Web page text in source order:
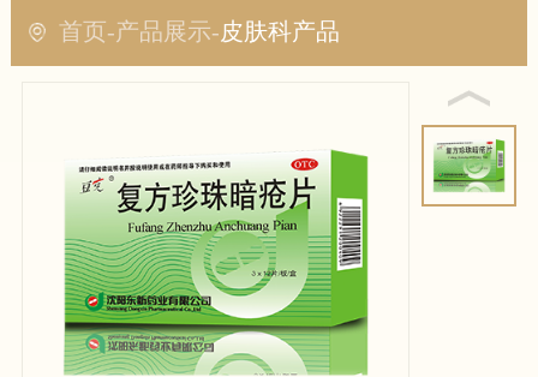
首页-产品展示-皮肤科产品